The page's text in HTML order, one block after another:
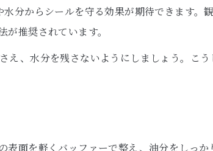
ネイル提案
法
ケア術
トとは
ち実践法
分からシールを守る効果が期待できます。
推奨されています。
え、水分を残さないようにしましょう。こ
面を軽くバッファーで整え、油分をしっか